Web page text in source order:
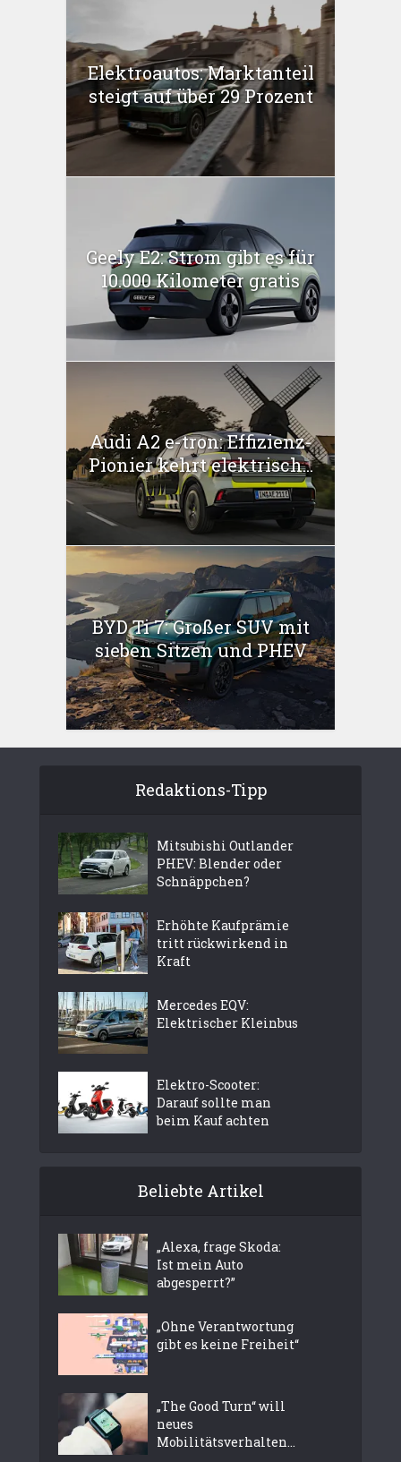
Elektroautos: Marktanteil
steigt auf über 29 Prozent
Geely E2: Strom gibt es für
10.000 Kilometer gratis
Audi A2 e-tron: Effizienz-
Pionier kehrt elektrisch...
BYD Ti 7: Großer SUV mit
sieben Sitzen und PHEV
Redaktions-Tipp
Mitsubishi Outlander
PHEV: Blender oder
Schnäppchen?
Erhöhte Kaufprämie
tritt rückwirkend in
Kraft
Mercedes EQV:
Elektrischer Kleinbus
Elektro-Scooter:
Darauf sollte man
beim Kauf achten
Beliebte Artikel
„Alexa, frage Skoda:
Ist mein Auto
abgesperrt?”
„Ohne Verantwortung
gibt es keine Freiheit“
„The Good Turn“ will
neues
Mobilitätsverhalten...